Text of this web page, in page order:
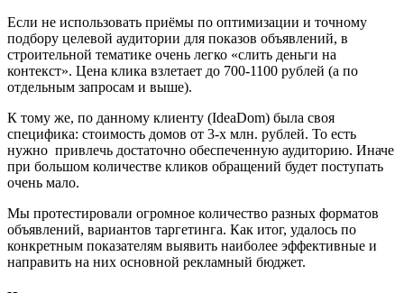
Если не использовать приёмы по оптимизации и точному
подбору целевой аудитории для показов объявлений, в
строительной тематике очень легко «слить деньги на
контекст». Цена клика взлетает до 700-1100 рублей (а по
отдельным запросам и выше).
К тому же, по данному клиенту (IdeaDom) была своя
специфика: стоимость домов от 3-х млн. рублей. То есть
нужно привлечь достаточно обеспеченную аудиторию. Иначе
при большом количестве кликов обращений будет поступать
очень мало.
Мы протестировали огромное количество разных форматов
объявлений, вариантов таргетинга. Как итог, удалось по
конкретным показателям выявить наиболее эффективные и
направить на них основной рекламный бюджет.